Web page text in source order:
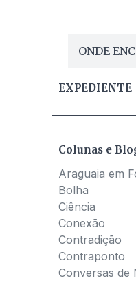
ONDE
EXPEDIENTE
Colunas e
Araguaia em
Bolha
Ciência
Conexão
Contradição
Contraponto
Conversas de